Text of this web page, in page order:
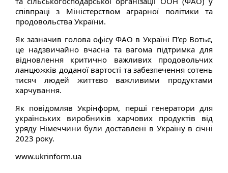
співпраці з Міністерством аграрної політики та
продовольства України.
Як зазначив голова офісу ФАО в Україні П’єр Вотьє,
це надзвичайно вчасна та вагома підтримка для
відновлення критично важливих продовольчих
ланцюжків доданої вартості та забезпечення сотень
тисяч людей життєво важливими продуктами
харчування.
Як повідомляв Укрінформ, перші генератори для
українських виробників харчових продуктів від
уряду Німеччини були доставлені в Україну в січні
2023 року.
www.ukrinform.ua